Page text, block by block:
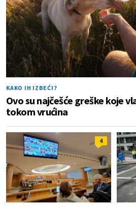
KAKO IH IZBEĆI?
Ovo su najčešće greške koje
tokom vrućina
4